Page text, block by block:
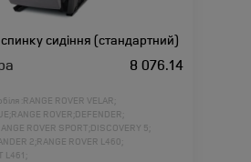
сидіння (стандартний)
8 076.14
: RANGE ROVER VELAR;
RANGE ROVER; DEFENDER;
ROVER SPORT; DISCOVERY 5;
2; RANGE ROVER L460;
L461;